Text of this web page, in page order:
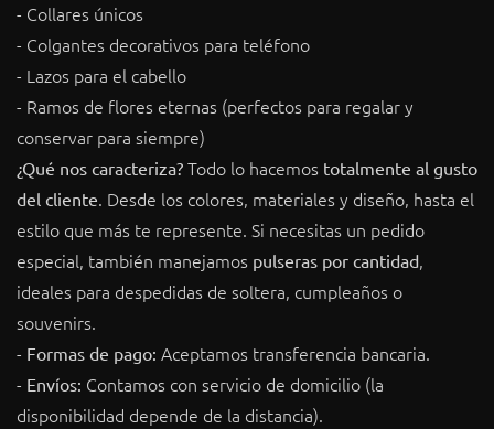
- Collares únicos
- Colgantes decorativos para teléfono
- Lazos para el cabello
- Ramos de flores eternas (perfectos para regalar y
conservar para siempre)
¿Qué nos caracteriza? Todo lo hacemos totalmente al gusto
del cliente. Desde los colores, materiales y diseño, hasta el
estilo que más te represente. Si necesitas un pedido
especial, también manejamos pulseras por cantidad,
ideales para despedidas de soltera, cumpleaños o
souvenirs.
- Formas de pago: Aceptamos transferencia bancaria.
- Envíos: Contamos con servicio de domicilio (la
disponibilidad depende de la distancia).